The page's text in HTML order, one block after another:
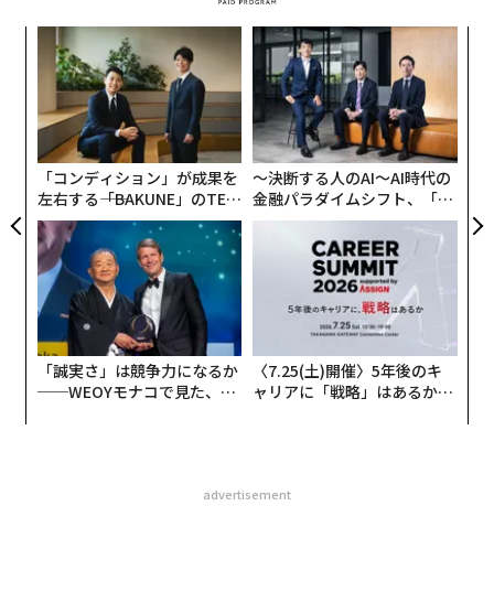
「コンディション」が成果を
左右する――「BAKUNE」のTEN
TIALが支える「挑戦者の明
日」
〜決断する人のAI〜AI時代の
金融パラダイムシフト、「超
個別化」の核心 【MUFG×ウ
ェルスナビ×PwC】
「誠実さ」は競争力になるか
──WEOYモナコで見た、く
〈7.25(土)開催〉5年後のキ
ャリアに「戦略」はあるか。
advertisement